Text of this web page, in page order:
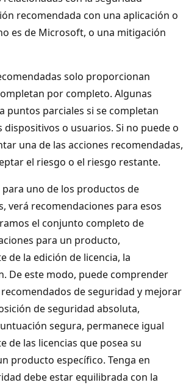
recomendada con una aplicación o
es de Microsoft, o una mitigación
solo proporcionan
por completo. Algunas
puntos parciales si se completan
o usuarios. Si no puede o
una de las acciones recomendadas,
el riesgo o el riesgo restante.
para uno de los productos de
verá recomendaciones para esos
el conjunto completo de
para un producto,
de la edición de licencia, la
De este modo, puede comprender
de seguridad y mejorar
de seguridad absoluta,
segura, permanece igual
de las licencias que posea su
producto específico. Tenga en
debe estar equilibrada con la